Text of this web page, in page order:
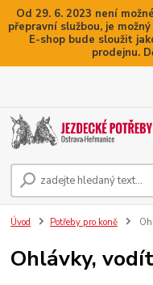
Od 29. 6. 2023 není
přepravní službou, je
E-shop bude sloužit
prodejnu.
Úvod Potřeby pro koně
Ohlávky,